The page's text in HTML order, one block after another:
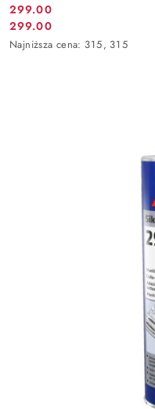
Cena
promocyjna:
299.00
Cena
promocyjna:
299.00
Najniższa
Najniższa cena: 315, 315